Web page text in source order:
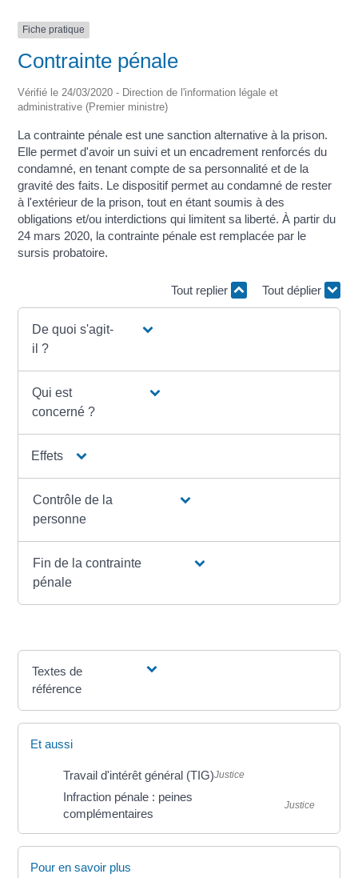
Fiche pratique
Contrainte pénale
Vérifié le 24/03/2020 - Direction de l'information légale et
administrative (Premier ministre)
La contrainte pénale est une sanction alternative à la prison.
Elle permet d'avoir un suivi et un encadrement renforcés du
condamné, en tenant compte de sa personnalité et de la
gravité des faits. Le dispositif permet au condamné de rester
à l'extérieur de la prison, tout en étant soumis à des
obligations et/ou interdictions qui limitent sa liberté. À partir du
24 mars 2020, la contrainte pénale est remplacée par le
sursis probatoire.
Tout replier Tout déplier
De quoi s'agit-
il ?
Qui est
concerné ?
Effets
Contrôle de la
personne
Fin de la contrainte
pénale
Textes de
référence
Et aussi
Travail d'intérêt général (TIG)Justice
Infraction pénale : peines
complémentaires
Justice
Pour en savoir plus